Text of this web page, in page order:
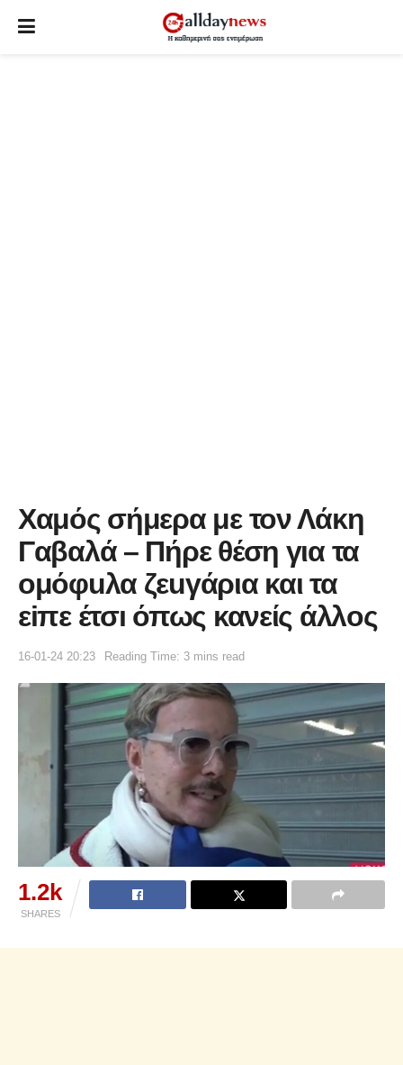
Χαμός σήμερα με τον Λάκη
Γαβαλά – Πήρε θέση για τα
ομόφuλα ζεuγάρια και τα
εiπε έτσı όπως κανείς άλλος
16-01-24 20:23 Reading Time: 3 mins read
1.2k
SHARES